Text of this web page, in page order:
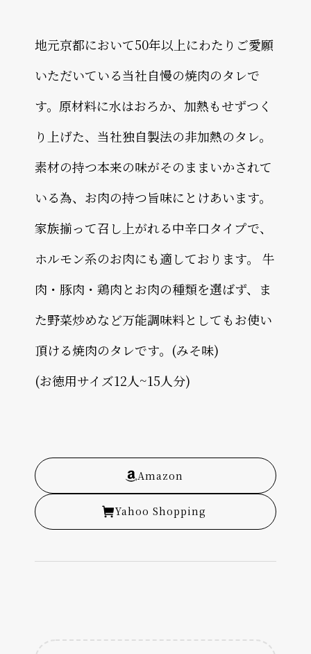
地元京都において50年以上にわたりご愛願
いただいている当社自慢の焼肉のタレで
す。原材料に水はおろか、加熱もせずつく
り上げた、当社独自製法の非加熱のタレ。
素材の持つ本来の味がそのままいかされて
いる為、お肉の持つ旨味にとけあいます。
家族揃って召し上がれる中辛口タイプで、
ホルモン系のお肉にも適しております。 牛
肉・豚肉・鶏肉とお肉の種類を選ばず、ま
た野菜炒めなど万能調味料としてもお使い
頂ける焼肉のタレです。(みそ味)
(お徳用サイズ12人~15人分)
Amazon
Yahoo Shopping